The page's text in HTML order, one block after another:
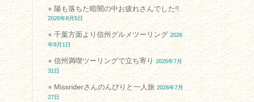
陽も落ちた暗闇の中お疲れさんでした!!
2026年8月5日
千葉方面より信州グルメツーリング 2026
年8月1日
信州満喫ツーリングで立ち寄り 2026年7月
31日
Missriderさんのんびりと一人旅 2026年7月
27日